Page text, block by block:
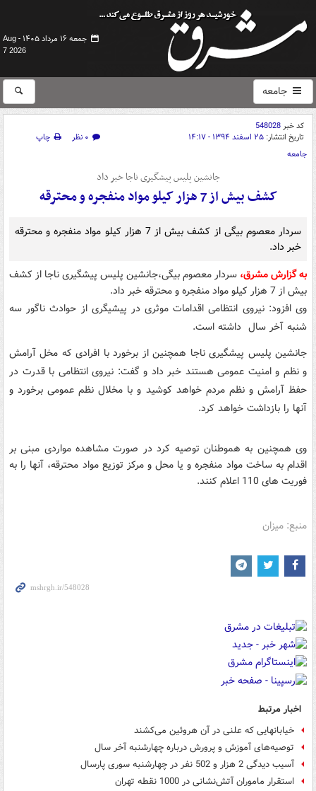
جمعه ۱۶ مرداد ۱۴۰۵ -
Aug
7 2026
جامعه
کد خبر548028
تاریخ انتشار: ۲۵ اسفند ۱۳۹۴ - ۱۴:۱۷ ۰ نظر
چاپ
جامعه
جانشین پلیس پیشگیری ناجا خبر داد
کشف بیش از 7 هزار کیلو مواد منفجره و محترقه
سردار معصوم بیگی از کشف بیش از 7 هزار کیلو مواد منفجره و محترقه
خبر داد.
به گزارش مشرق، سردار معصوم بیگی،جانشین پلیس پیشگیری ناجا از کشف
بیش از 7 هزار کیلو مواد منفجره و محترقه خبر داد.
وی افزود: نیروی انتظامی اقدامات موثری در پیشیگری از حوادث ناگور سه
شنبه آخر سال داشته است.
جانشین پلیس پیشگیری ناجا همچنین از برخورد با افرادی که مخل آرامش
و نظم و امنیت عمومی هستند خبر داد و گفت: نیروی انتظامی با قدرت در
حفظ آرامش و نظم مردم خواهد کوشید و با مخلال نظم عمومی برخورد و
آنها را بازداشت خواهد کرد.
وی همچنین به هموطنان توصیه کرد در صورت مشاهده مواردی مبنی بر
اقدام به ساخت مواد منفجره و یا محل و مرکز توزیع مواد محترقه، آنها را به
فوریت های 110 اعلام کنند.
منبع: میزان
اخبار مرتبط
خیابانهایی که علنی در آن هروئین می‌کشند
توصیه‌های آموزش و پرورش درباره چهارشنبه آخر سال
آسیب دیدگی 2 هزار و 502 نفر در چهارشنبه سوری پارسال
استقرار ماموران آتش‌نشانی در 1000 نقطه تهران